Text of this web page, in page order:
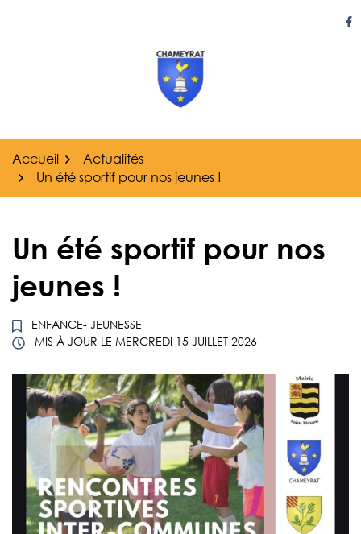
Accueil
Actualités
Un été sportif pour nos jeunes !
Un été sportif pour nos
jeunes !
ENFANCE- JEUNESSE
MIS À JOUR LE MERCREDI 15 JUILLET 2026